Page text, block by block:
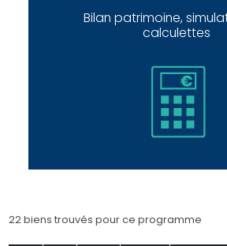
Bilan patrimoine,
calculettes
22 biens trouvés pour ce programme